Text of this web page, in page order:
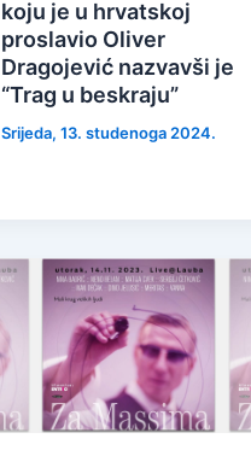
koju je u hrvatskoj
proslavio Oliver
Dragojević nazvavši je
“Trag u beskraju”
Srijeda, 13. studenoga 2024.